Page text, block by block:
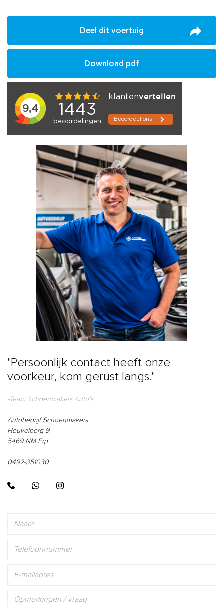
Deel dit voertuig
Download pdf
"Persoonlijk contact heeft onze
voorkeur, kom gerust langs."
-Team Schoenmakers Auto's
Autobedrijf Schoenmakers
Heuvelberg 9
5469 NM Erp
0492-351030